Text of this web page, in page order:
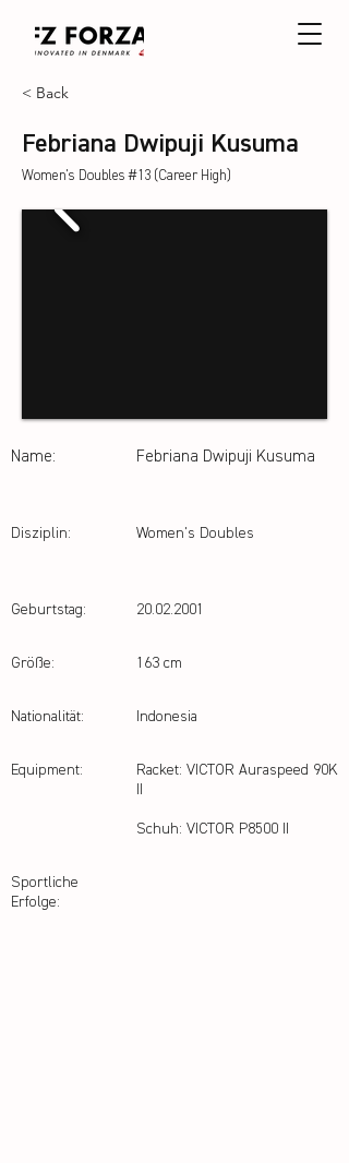
< Back
Febriana Dwipuji Kusuma
Women's Doubles #13 (Career High)
Name: Febriana Dwipuji Kusuma
Disziplin: Women's Doubles
Geburtstag:
Größe:
Nationalität:
Equipment:
Sportliche
Erfolge:
20.02.2001
163 cm
Indonesia
Racket: VICTOR Auraspeed 90K
Schuh: VICTOR P8500 II